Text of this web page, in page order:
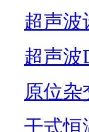
超声波
超声波
原位
干式恒